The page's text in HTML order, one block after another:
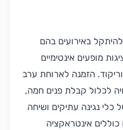
באירועים בהם
מופעים אינטימיים
הזמנה לארוחת ערב
לכלול קבלת פנים חמה,
כלי נגינה עתיקים ושיחה
אינטראקציה